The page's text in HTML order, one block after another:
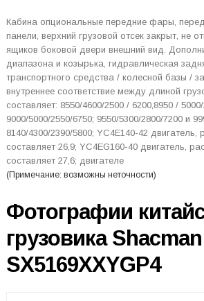
Кабина опциональные передние фары,
панели, верхний грузовой отсек закрыт, не
ящиков боковой двери внешний вид.
диапазона и козырька, гидравлическая
транспортного средства / колесной базы /
внутреннее соответствие между длиной
составляет: 8550/4600/2500 / 6200,8950 /
9000/5000/2550/6750; 9550/5300/2800/7200 и
8140/4300/2390/5800; YC4E140-42 двигатель,
составляет 26,9; YC4EG160-40 двигатель,
составляет 27,6; двигателе
(Примечание: возможны неточности)
Фотографии
грузовика Shacman
SX5169XXYGP4